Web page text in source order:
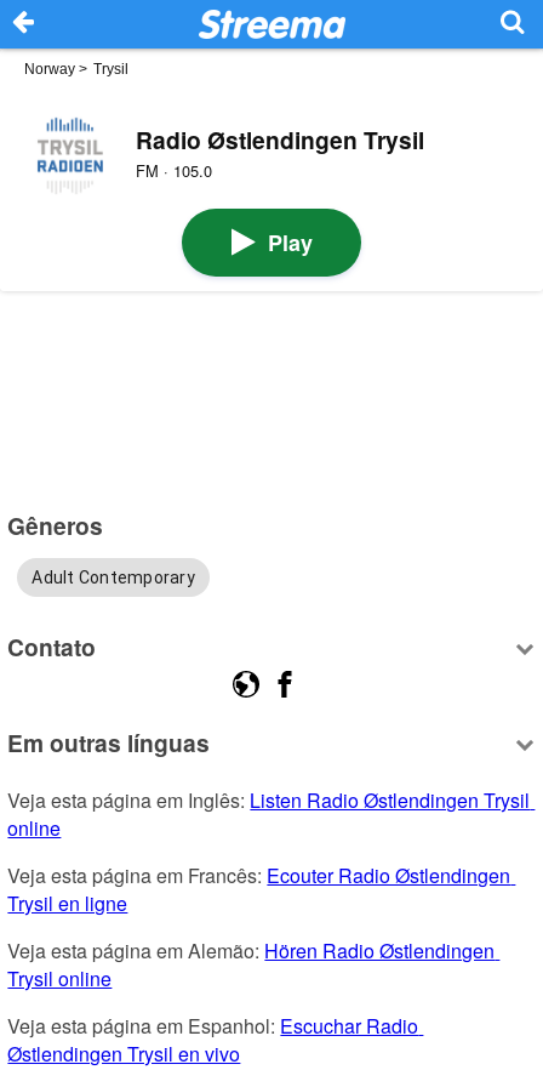
Norway > Trysil
Radio Østlendingen Trysil
FM · 105.0
Play
Gêneros
Adult Contemporary
Contato
Em outras línguas
Veja esta página em Inglês: Listen Radio Østlendingen Trysil
online
Veja esta página em Francês: Ecouter Radio Østlendingen
Trysil en ligne
Veja esta página em Alemão: Hören Radio Østlendingen
Trysil online
Veja esta página em Espanhol: Escuchar Radio
Østlendingen Trysil en vivo